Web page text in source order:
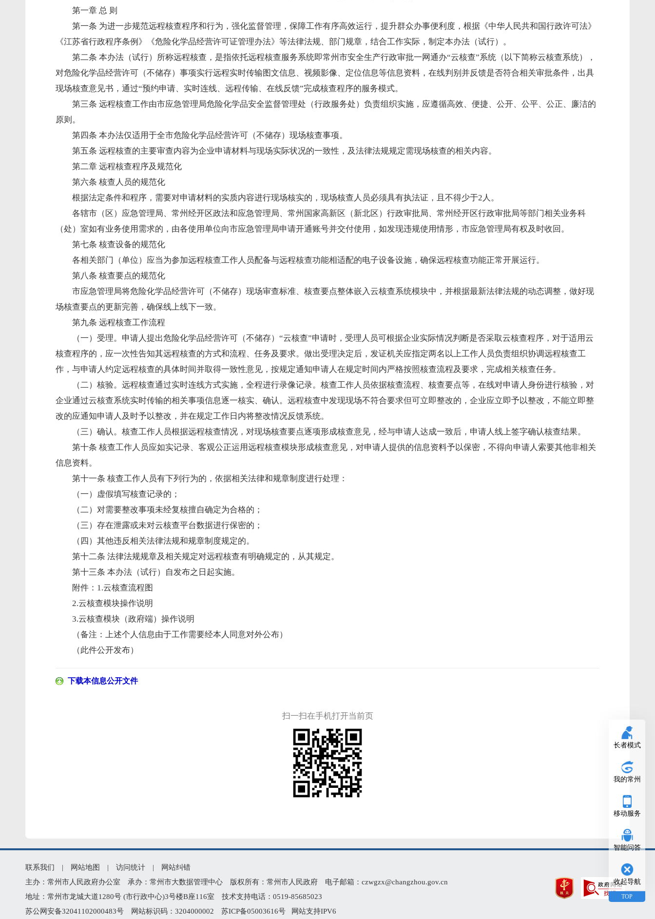
第一章 总 则
第一条 为进一步规范远程核查程序和行为，强化监督管理，保障工作有序高效运行，提升群众办事便利度，根据《中华人民共和国行政许可法》
《江苏省行政程序条例》《危险化学品经营许可证管理办法》等法律法规、部门规章，结合工作实际，制定本办法（试行）。
第二条 本办法（试行）所称远程核查，是指依托远程核查服务系统即常州市安全生产行政审批一网通办“云核查”系统（以下简称云核查系统），
对危险化学品经营许可（不储存）事项实行远程实时传输图文信息、视频影像、定位信息等信息资料，在线判别并反馈是否符合相关审批条件，出具
现场核查意见书，通过“预约申请、实时连线、远程传输、在线反馈”完成核查程序的服务模式。
第三条 远程核查工作由市应急管理局危险化学品安全监督管理处（行政服务处）负责组织实施，应遵循高效、便捷、公开、公平、公正、廉洁的
原则。
第四条 本办法仅适用于全市危险化学品经营许可（不储存）现场核查事项。
第五条 远程核查的主要审查内容为企业申请材料与现场实际状况的一致性，及法律法规规定需现场核查的相关内容。
第二章 远程核查程序及规范化
第六条 核查人员的规范化
根据法定条件和程序，需要对申请材料的实质内容进行现场核实的，现场核查人员必须具有执法证，且不得少于2人。
各辖市（区）应急管理局、常州经开区政法和应急管理局、常州国家高新区（新北区）行政审批局、常州经开区行政审批局等部门相关业务科
（处）室如有业务使用需求的，由各使用单位向市应急管理局申请开通账号并交付使用，如发现违规使用情形，市应急管理局有权及时收回。
第七条 核查设备的规范化
各相关部门（单位）应当为参加远程核查工作人员配备与远程核查功能相适配的电子设备设施，确保远程核查功能正常开展运行。
第八条 核查要点的规范化
市应急管理局将危险化学品经营许可（不储存）现场审查标准、核查要点整体嵌入云核查系统模块中，并根据最新法律法规的动态调整，做好现
场核查要点的更新完善，确保线上线下一致。
第九条 远程核查工作流程
（一）受理。申请人提出危险化学品经营许可（不储存）“云核查”申请时，受理人员可根据企业实际情况判断是否采取云核查程序，对于适用云
核查程序的，应一次性告知其远程核查的方式和流程、任务及要求。做出受理决定后，发证机关应指定两名以上工作人员负责组织协调远程核查工
作，与申请人约定远程核查的具体时间并取得一致性意见，按规定通知申请人在规定时间内严格按照核查流程及要求，完成相关核查任务。
（二）核验。远程核查通过实时连线方式实施，全程进行录像记录。核查工作人员依据核查流程、核查要点等，在线对申请人身份进行核验，对
企业通过云核查系统实时传输的相关事项信息逐一核实、确认。远程核查中发现现场不符合要求但可立即整改的，企业应立即予以整改，不能立即整
改的应通知申请人及时予以整改，并在规定工作日内将整改情况反馈系统。
（三）确认。核查工作人员根据远程核查情况，对现场核查要点逐项形成核查意见，经与申请人达成一致后，申请人线上签字确认核查结果。
第十条 核查工作人员应如实记录、客观公正运用远程核查模块形成核查意见，对申请人提供的信息资料予以保密，不得向申请人索要其他非相关
信息资料。
第十一条 核查工作人员有下列行为的，依据相关法律和规章制度进行处理：
（一）虚假填写核查记录的；
（二）对需要整改事项未经复核擅自确定为合格的；
（三）存在泄露或未对云核查平台数据进行保密的；
（四）其他违反相关法律法规和规章制度规定的。
第十二条 法律法规规章及相关规定对远程核查有明确规定的，从其规定。
第十三条 本办法（试行）自发布之日起实施。
附件：1.云核查流程图
2.云核查模块操作说明
3.云核查模块（政府端）操作说明
（备注：上述个人信息由于工作需要经本人同意对外公布）
（此件公开发布）
下载本信息公开文件
扫一扫在手机打开当前页
联系我们 | 网站地图 | 访问统计 |
网站纠错
主办：常州市人民政府办公室 承办：常州市大数据管理中心 版权所有：常州市人民政府 电子邮箱：czwgzx@changzhou.gov.cn
地址：常州市龙城大道1280号 (市行政中心)3号楼B座116室 技术支持电话：0519-85685023
苏公网安备32041102000483号 网站标识码：3204000002 苏ICP备05003616号 网站支持IPV6
长者模式
我的常州
移动服务
智能问答
收起导航
TOP